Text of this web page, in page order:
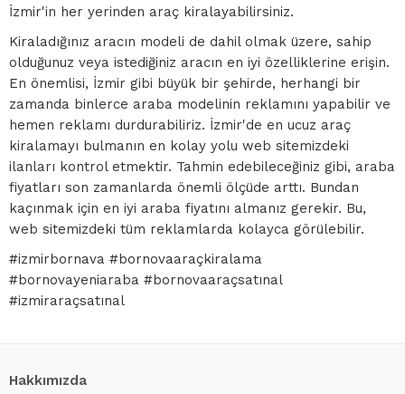
İzmir'in her yerinden araç kiralayabilirsiniz.
Kiraladığınız aracın modeli de dahil olmak üzere, sahip
olduğunuz veya istediğiniz aracın en iyi özelliklerine erişin.
En önemlisi, İzmir gibi büyük bir şehirde, herhangi bir
zamanda binlerce araba modelinin reklamını yapabilir ve
hemen reklamı durdurabiliriz. İzmir'de en ucuz araç
kiralamayı bulmanın en kolay yolu web sitemizdeki
ilanları kontrol etmektir. Tahmin edebileceğiniz gibi, araba
fiyatları son zamanlarda önemli ölçüde arttı. Bundan
kaçınmak için en iyi araba fiyatını almanız gerekir. Bu,
web sitemizdeki tüm reklamlarda kolayca görülebilir.
#izmirbornava #bornovaaraçkiralama
#bornovayeniaraba #bornovaaraçsatınal
#izmiraraçsatınal
Hakkımızda